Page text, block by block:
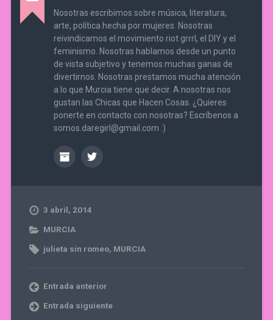
Nosotras escribimos sobre música, literatura,
arte, política hecha por mujeres. Nosotras
reivindicamos el movimiento riot grrrl, el DIY y el
feminismo. Nosotras hablamos desde un punto
de vista subjetivo y tenemos muchas ganas de
divertirnos. Nosotras prestamos mucha atención
a lo que Murcia tiene que decir. A nosotras nos
gustan las Chicas que Hacen Cosas. ¿Quieres
ponerte en contacto con nosotras? Escríbenos a
somos.daregirl@gmail.com :)
3 abril, 2014
MURCIA
julieta sin romeo, MURCIA
Entrada anterior
Entrada siguiente